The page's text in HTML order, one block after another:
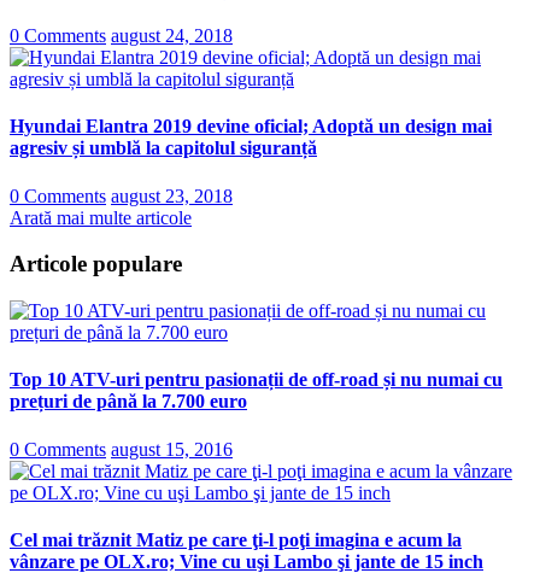
0 Comments august 24, 2018
Hyundai Elantra 2019 devine oficial; Adoptă un design mai
agresiv și umblă la capitolul siguranță
0 Comments august 23, 2018
Arată mai multe articole
Articole populare
Top 10 ATV-uri pentru pasionații de off-road și nu numai cu
prețuri de până la 7.700 euro
0 Comments august 15, 2016
Cel mai trăznit Matiz pe care ţi-l poţi imagina e acum la
vânzare pe OLX.ro; Vine cu uşi Lambo şi jante de 15 inch